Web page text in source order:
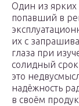
Один из ярких
попавший в
их с
глаза при
солидный
это
надёжность
в своём